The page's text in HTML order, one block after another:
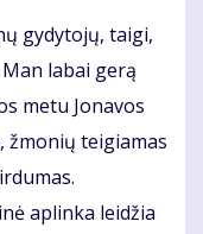
gydytojų, taigi,
labai gerą
metu Jonavos
žmonių teigiamas
aplinka leidžia